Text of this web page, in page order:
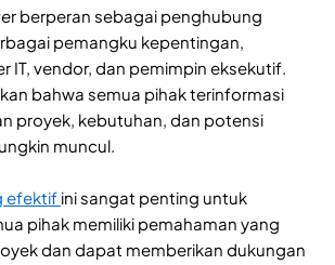
r berperan sebagai penghubung
pemangku kepentingan,
IT, vendor, dan pemimpin eksekutif.
bahwa semua pihak terinformasi
proyek, kebutuhan, dan potensi
muncul.
efektif ini sangat penting untuk
pihak memiliki pemahaman yang
dan dapat memberikan dukungan